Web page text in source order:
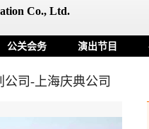
Co., Ltd.
公关会务 演出节目
司-上海庆典公司